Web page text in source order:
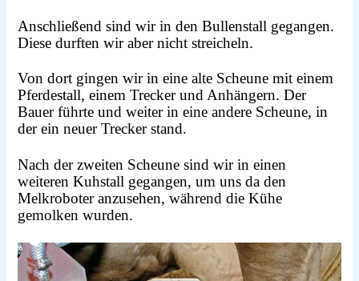
Anschließend sind wir in den Bullenstall gegangen.
Diese durften wir aber nicht streicheln.
Von dort gingen wir in eine alte Scheune mit einem
Pferdestall, einem Trecker und Anhängern. Der
Bauer führte und weiter in eine andere Scheune, in
der ein neuer Trecker stand.
Nach der zweiten Scheune sind wir in einen
weiteren Kuhstall gegangen, um uns da den
Melkroboter anzusehen, während die Kühe
gemolken wurden.